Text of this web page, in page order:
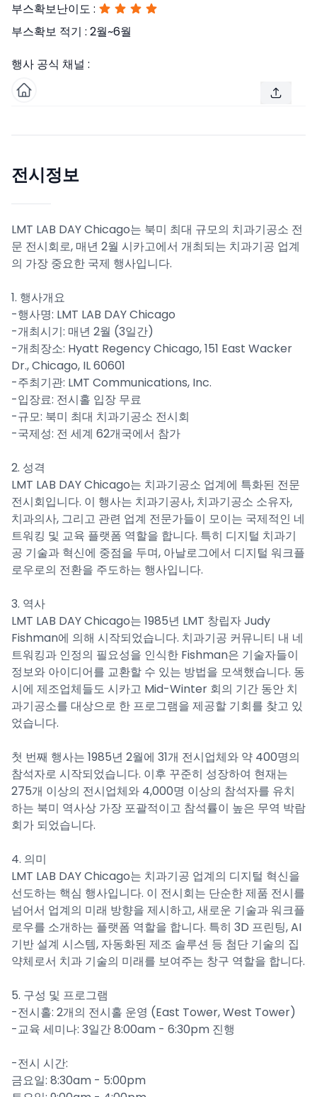
부스확보난이도 :
부스확보 적기 : 2월~6월
행사 공식 채널 :
전시정보
LMT LAB DAY Chicago는 북미 최대 규모의 치과기공소 전
문 전시회로, 매년 2월 시카고에서 개최되는 치과기공 업계
의 가장 중요한 국제 행사입니다.
1. 행사개요
-행사명: LMT LAB DAY Chicago
-개최시기: 매년 2월 (3일간)
-개최장소: Hyatt Regency Chicago, 151 East Wacker
Dr., Chicago, IL 60601
-주최기관: LMT Communications, Inc.
-입장료: 전시홀 입장 무료
-규모: 북미 최대 치과기공소 전시회
-국제성: 전 세계 62개국에서 참가
2. 성격
LMT LAB DAY Chicago는 치과기공소 업계에 특화된 전문
전시회입니다. 이 행사는 치과기공사, 치과기공소 소유자,
치과의사, 그리고 관련 업계 전문가들이 모이는 국제적인 네
트워킹 및 교육 플랫폼 역할을 합니다. 특히 디지털 치과기
공 기술과 혁신에 중점을 두며, 아날로그에서 디지털 워크플
로우로의 전환을 주도하는 행사입니다.
3. 역사
LMT LAB DAY Chicago는 1985년 LMT 창립자 Judy
Fishman에 의해 시작되었습니다. 치과기공 커뮤니티 내 네
트워킹과 인정의 필요성을 인식한 Fishman은 기술자들이
정보와 아이디어를 교환할 수 있는 방법을 모색했습니다. 동
시에 제조업체들도 시카고 Mid-Winter 회의 기간 동안 치
과기공소를 대상으로 한 프로그램을 제공할 기회를 찾고 있
었습니다.
첫 번째 행사는 1985년 2월에 31개 전시업체와 약 400명의
참석자로 시작되었습니다. 이후 꾸준히 성장하여 현재는
275개 이상의 전시업체와 4,000명 이상의 참석자를 유치
하는 북미 역사상 가장 포괄적이고 참석률이 높은 무역 박람
회가 되었습니다.
4. 의미
LMT LAB DAY Chicago는 치과기공 업계의 디지털 혁신을
선도하는 핵심 행사입니다. 이 전시회는 단순한 제품 전시를
넘어서 업계의 미래 방향을 제시하고, 새로운 기술과 워크플
로우를 소개하는 플랫폼 역할을 합니다. 특히 3D 프린팅, AI
기반 설계 시스템, 자동화된 제조 솔루션 등 첨단 기술의 집
약체로서 치과 기술의 미래를 보여주는 창구 역할을 합니다.
5. 구성 및 프로그램
-전시홀: 2개의 전시홀 운영 (East Tower, West Tower)
-교육 세미나: 3일간 8:00am - 6:30pm 진행
-전시 시간:
금요일: 8:30am - 5:00pm